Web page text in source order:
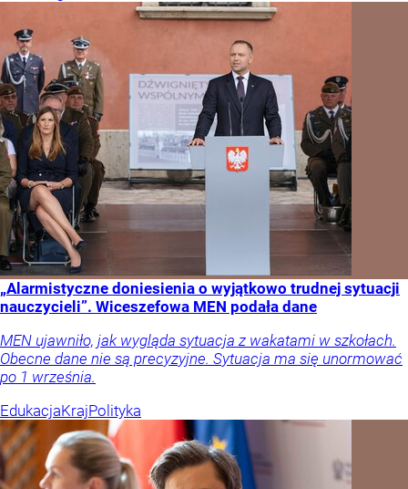
„Alarmistyczne doniesienia o wyjątkowo trudnej sytuacji
nauczycieli”. Wiceszefowa MEN podała dane
MEN ujawniło, jak wygląda sytuacja z wakatami w szkołach.
Obecne dane nie są precyzyjne. Sytuacja ma się unormować
po 1 września.
EdukacjaKrajPolityka